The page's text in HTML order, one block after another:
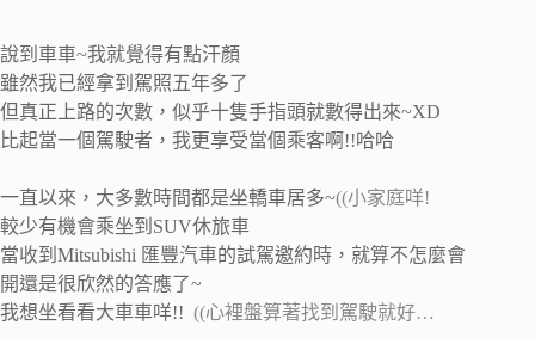
說到車車~我就覺得有點汗顏
雖然我已經拿到駕照五年多了
但真正上路的次數，似乎十隻手指頭就數得出來~XD
比起當一個駕駛者，我更享受當個乘客啊!!哈哈
一直以來，大多數時間都是坐轎車居多~((小家庭咩!
較少有機會乘坐到SUV休旅車
當收到Mitsubishi 匯豐汽車的試駕邀約時，就算不怎麼會
開還是很欣然的答應了~
我想坐看看大車車咩!! ((心裡盤算著找到駕駛就好…